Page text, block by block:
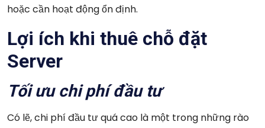
hoặc cần hoạt động ổn định.
Lợi ích khi thuê chỗ đặt
Server
Tối ưu chi phí đầu tư
Có lẽ, chi phí đầu tư quá cao là một trong những rào